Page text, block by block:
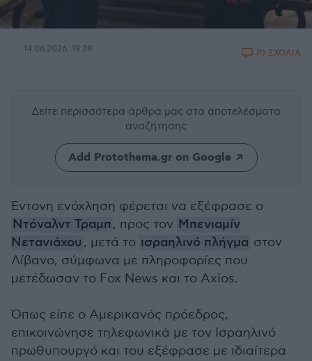
14.06.2026, 19:28 70 ΣΧΟΛΙΑ
Δείτε περισσότερα άρθρα μας στα αποτελέσματα
αναζήτησης
Add Protothema.gr on Google
Έντονη ενόχληση φέρεται να εξέφρασε ο
Ντόναλντ Τραμπ , προς τον Μπενιαμίν
Νετανιάχου , μετά το ισραηλινό πλήγμα στον
Λίβανο, σύμφωνα με πληροφορίες που
μετέδωσαν το Fox News και το Axios.
Όπως είπε ο Αμερικανός πρόεδρος,
επικοινώνησε τηλεφωνικά με τον Ισραηλινό
πρωθυπουργό και του εξέφρασε με ιδιαίτερα